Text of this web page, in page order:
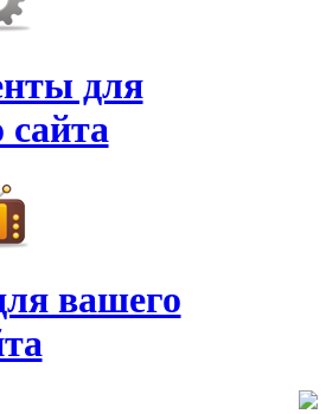
для
вашего